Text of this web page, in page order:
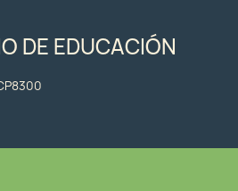
DE EDUCACIÓN